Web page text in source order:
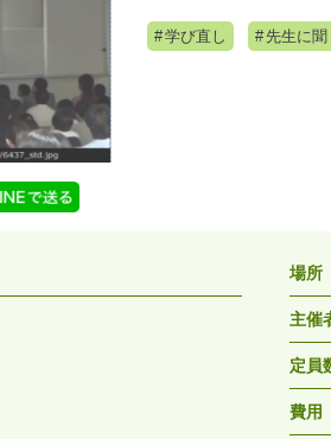
学び直し 先生に聞
場所
主催
定員
費用